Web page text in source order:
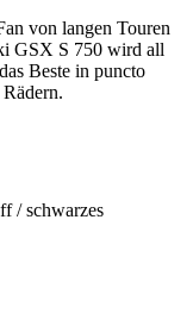
von langen Touren
GSX S 750 wird all
Beste in puncto
/ schwarzes